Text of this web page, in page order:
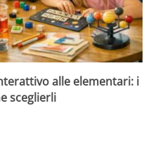
alle elementari: i
sceglierli